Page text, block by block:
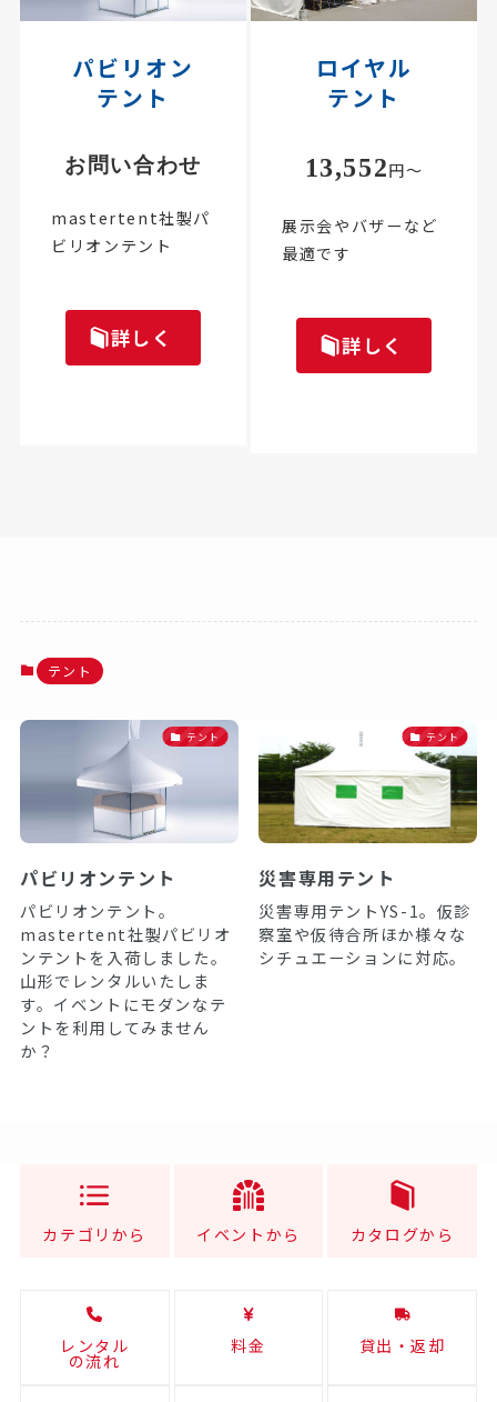
パビリオン
テント
お問い合わせ
mastertent社製パ
ビリオンテント
詳しく
ロイヤル
テント
13,552円～
展示会やバザーなど
最適です
詳しく
テント
テント
パビリオンテント
パビリオンテント。
mastertent社製パビリオ
ンテントを入荷しました。
山形でレンタルいたしま
す。イベントにモダンなテ
ントを利用してみません
か？
テント
災害専用テント
災害専用テントYS-1。仮診
察室や仮待合所ほか様々な
シチュエーションに対応。
カテゴリから イベントから カタログから
レンタル
の流れ
料金 貸出・返却